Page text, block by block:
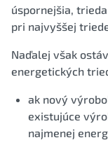
úspornejšia,
pri najvyššej
Naďalej však
energetických
ak nový
existujúce
najmenej